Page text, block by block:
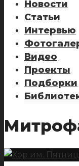
Новости
Статьи
Интервью
Видео
Проекты
Подборки